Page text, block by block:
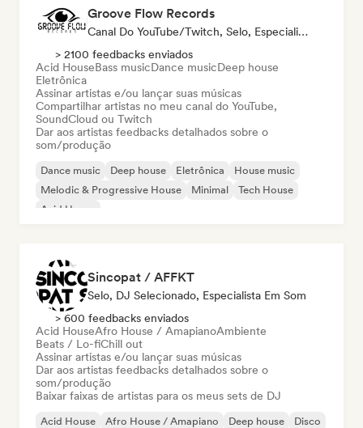
Groove Flow Records
Canal Do YouTube/Twitch, Selo, Especialista Em Som
> 2100 feedbacks enviados
Acid HouseBass musicDance musicDeep house
Eletrônica
Assinar artistas e/ou lançar suas músicas
Compartilhar artistas no meu canal do YouTube,
SoundCloud ou Twitch
Dar aos artistas feedbacks detalhados sobre o
som/produção
Dance music Deep house Eletrônica
House music
Melodic & Progressive House
Minimal
Tech House
Acid House
Sincopat / AFFKT
Selo, DJ Selecionado, Especialista Em Som
> 600 feedbacks enviados
Acid HouseAfro House / AmapianoAmbiente
Beats / Lo-fiChill out
Assinar artistas e/ou lançar suas músicas
Dar aos artistas feedbacks detalhados sobre o
som/produção
Baixar faixas de artistas para os meus sets de DJ
Acid House Afro House / Amapiano Deep house
Disco